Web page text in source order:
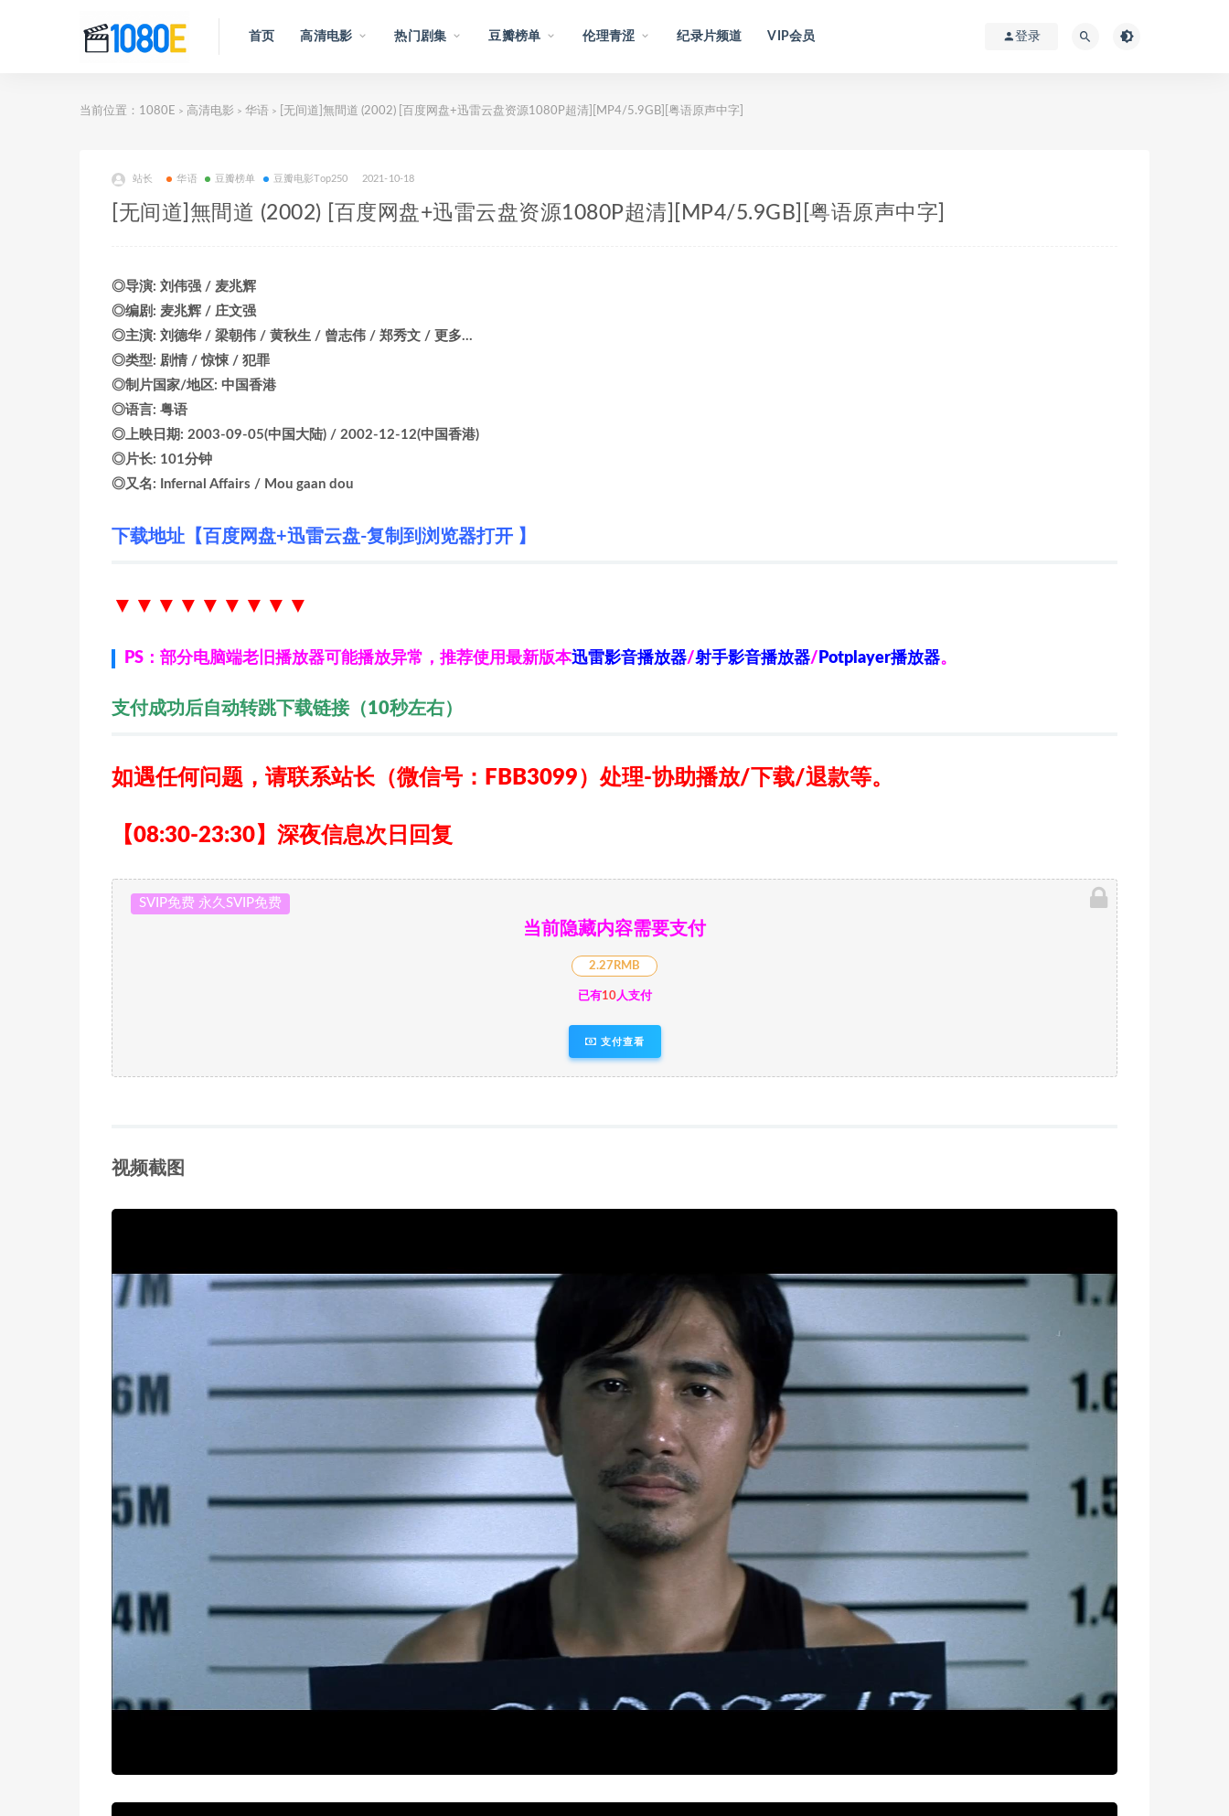
首页 高清电影 热门剧集 豆瓣榜单 伦理青涩 纪录片频道 VIP会员 登录
当前位置： 1080E > 高清电影 > 华语 > [无间道]無間道 (2002) [百度网盘+迅雷云盘资源1080P超清][MP4/5.9GB][粤语原声中字]
站长 华语 豆瓣榜单 豆瓣电影Top250 2021-10-18
[无间道]無間道 (2002) [百度网盘+迅雷云盘资源1080P超清][MP4/5.9GB][粤语原声中字]
◎导演: 刘伟强 / 麦兆辉
◎编剧: 麦兆辉 / 庄文强
◎主演: 刘德华 / 梁朝伟 / 黄秋生 / 曾志伟 / 郑秀文 / 更多…
◎类型: 剧情 / 惊悚 / 犯罪
◎制片国家/地区: 中国香港
◎语言: 粤语
◎上映日期: 2003-09-05(中国大陆) / 2002-12-12(中国香港)
◎片长: 101分钟
◎又名: Infernal Affairs / Mou gaan dou
下载地址【百度网盘+迅雷云盘-复制到浏览器打开 】
▼▼▼▼▼▼ ▼▼▼
PS：部分电脑端老旧播放器可能播放异常，推荐使用最新版本迅雷影音播放器/射手影音播放器/ Potplayer播放器。
支付成功后自动转跳下载链接（10秒左右）
如遇任何问题，请联系站长（微信号：FBB3099） 处理-协助播放/下载/退款等。
【08:30-23:30】深夜信息次日回复
SVIP免费 永久SVIP免费
当前隐藏内容需要支付
2.27RMB
已有10人支付
支付查看
视频截图